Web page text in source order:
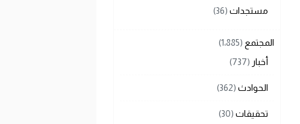
مستجدات (36)
المجتمع (1٬885)
أخبار (737)
الحوادث (362)
تحقيقات (30)